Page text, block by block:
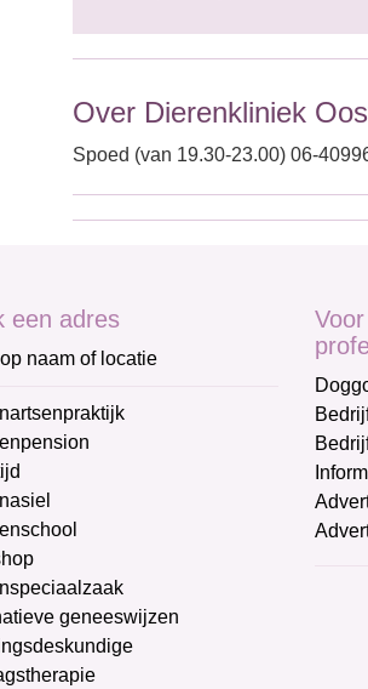
Over Dierenkliniek
Spoed (van 19.30-23.00) 06-
een adres
naam of locatie
geneeswijzen